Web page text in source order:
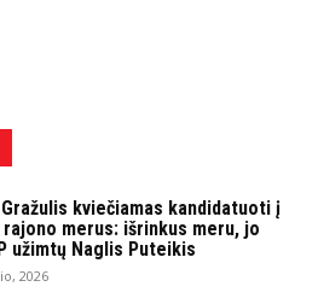
kviečiamas kandidatuoti į
rajono merus: išrinkus meru, jo
užimtų Naglis Puteikis
2026